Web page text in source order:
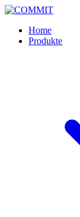
Skip
contentHome
Produkte